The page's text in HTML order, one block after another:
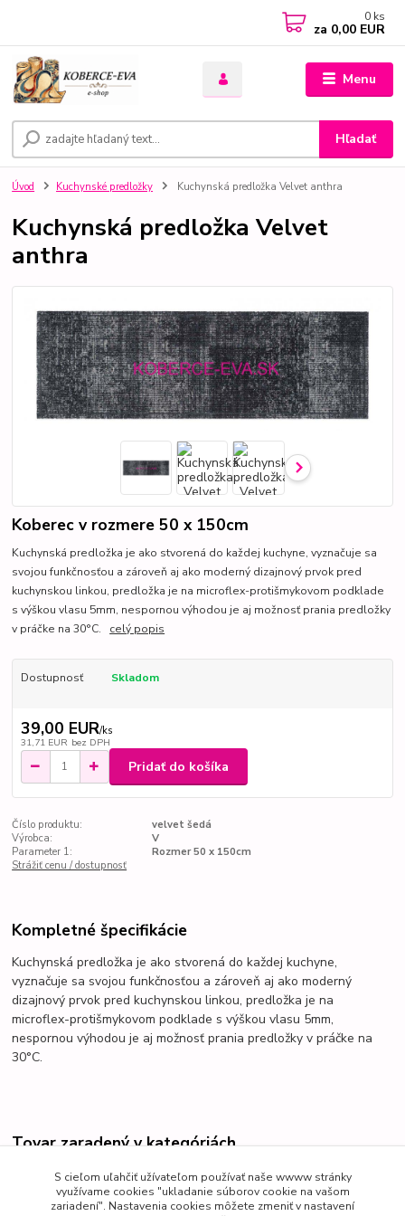
Menu
Hľadať
0 ks
za 0,00 EUR
Úvod Kuchynské predložky Kuchynská predložka Velvet anthra
Kuchynská predložka Velvet
anthra
Koberec v rozmere 50 x 150cm
Kuchynská predložka je ako stvorená do každej kuchyne, vyznačuje sa
svojou funkčnosťou a zároveň aj ako moderný dizajnový prvok pred
kuchynskou linkou, predložka je na microflex-protišmykovom podklade
s výškou vlasu 5mm, nespornou výhodou je aj možnosť prania predložky
v práčke na 30°C. celý popis
Dostupnosť Skladom
39,00 EUR/ks
31,71 EUR bez DPH
Pridať do košíka
Číslo produktu:
velvet šedá
Výrobca:
V
Parameter 1:
Rozmer 50 x 150cm
Strážiť cenu / dostupnosť
Kompletné špecifikácie
Kuchynská predložka je ako stvorená do každej kuchyne,
vyznačuje sa svojou funkčnosťou a zároveň aj ako moderný
dizajnový prvok pred kuchynskou linkou, predložka je na
microflex-protišmykovom podklade s výškou vlasu 5mm,
nespornou výhodou je aj možnosť prania predložky v práčke na
30°C.
Tovar zaradený v kategóriách
Kuchynské predložky
S cieľom uľahčiť užívateľom používať naše wwww stránky
využívame cookies "ukladanie súborov cookie na vašom
zariadení". Nastavenia cookies môžete zmeniť v nastavení